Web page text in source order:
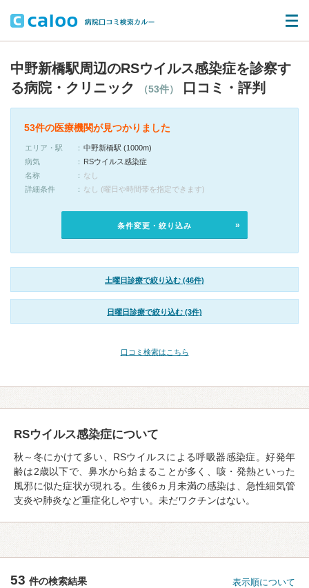
中野新橋駅周辺のRSウイルス感染症を診察す
る病院・クリニック
（53件） 口コミ・評判
53件の医療機関が見つかりました
エリア・駅
中野新橋駅 (1000m)
病気
RSウイルス感染症
名称
なし
詳細条件
なし (曜日や時間帯を指定できます)
条件変更・絞り込み
土曜日診療で絞り込む (46件)
日曜日診療で絞り込む (3件)
口コミ検索はこちら
RSウイルス感染症について
秋～冬にかけて多い、RSウイルスによる呼吸器感染症。好発年
齢は2歳以下で、鼻水から始まることが多く、咳・発熱といった
風邪に似た症状が現れる。生後6ヵ月未満の感染は、急性細気管
支炎や肺炎など重症化しやすい。未だワクチンはない。
53 件の検索結果 表示順について